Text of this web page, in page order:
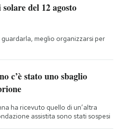
solare del 12 agosto
meglio organizzarsi per
c’è stato uno sbaglio
ha ricevuto quello di un’altra
assistita sono stati sospesi